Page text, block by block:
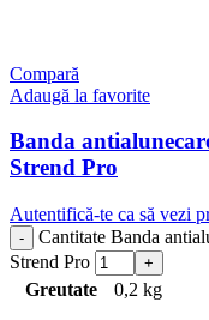
Compară
Adaugă la favorite
Banda
Strend Pro
Autentifică-te ca să vezi
Cantitate Banda
Strend Pro
Greutate
0,2 kg